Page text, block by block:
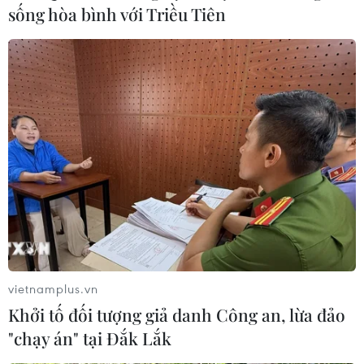
điểm của cả nước./.
Thành phố Ngã
Bảy - điểm du lịch ấn
tượng của vùng Đồng
bằng sông Cửu Long
Với lợi thế là điểm giao thoa của 7 dòng kênh ở
Hậu Giang, thành phố Ngã Bảy đã trở thành đầu
mối giao thông đường thủy quan trọng của vùng
Đồng bằng sông Cửu Long.
sống hòa bình với Triều Tiên
vietnamplus.vn
Khởi tố đối tượng giả danh Công an, lừa đảo
"chạy án" tại Đắk Lắk